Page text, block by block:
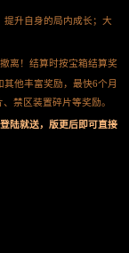
提升自身的局内成长；大
离！结算时按宝箱结算奖
他丰富奖励，最快6个月
禁区装置碎片等奖励。
陆就送，版更后即可直接